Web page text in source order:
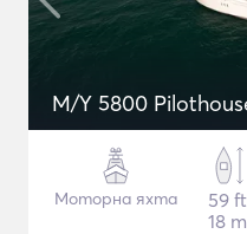
M/Y 5800
Моторна яхта
59 ft
18 m